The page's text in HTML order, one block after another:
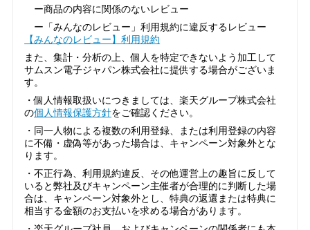
ー商品の内容に関係のないレビュー
ー「みんなのレビュー」利用規約に違反するレビュー
【みんなのレビュー】利用規約
また、集計・分析の上、個人を特定できないよう加工して
サムスン電子ジャパン株式会社に提供する場合がございま
す。
・個人情報取扱いにつきましては、楽天グループ株式会社
の個人情報保護方針をご確認ください。
・同一人物による複数の利用登録、または利用登録の内容
に不備・虚偽等があった場合は、キャンペーン対象外とな
ります。
・不正行為、利用規約違反、その他運営上の趣旨に反して
いると弊社及びキャンペーン主催者が合理的に判断した場
合は、キャンペーン対象外とし、特典の返還または特典に
相当する金額のお支払いを求める場合があります。